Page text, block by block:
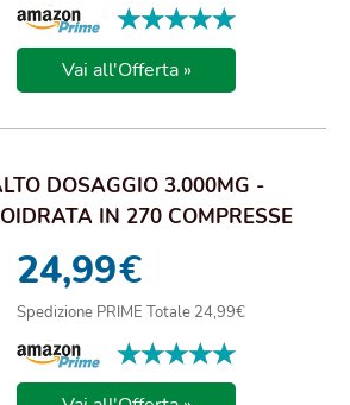
★★★★★
★★★★★
Vai all'Offerta »
DOSAGGIO 3.000MG -
IN 270 COMPRESSE
24,99€
Spedizione PRIME Totale 24,99€
★★★★★
★★★★★